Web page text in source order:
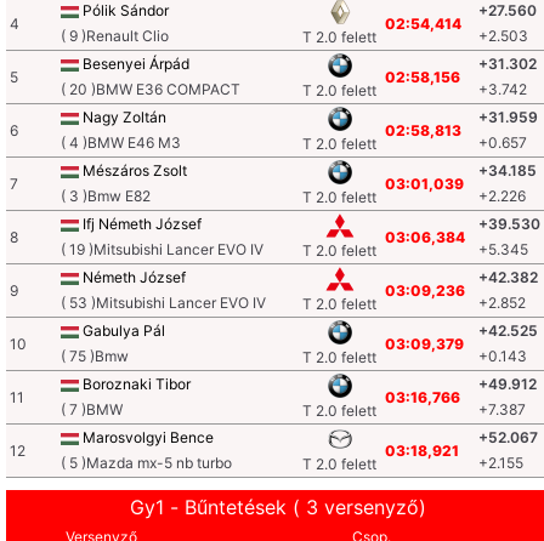
4
Pólik Sándor
( 9 )Renault Clio
T 2.0 felett
02:54,414
+27.560
+2.503
5
Besenyei Árpád
( 20 )BMW E36 COMPACT
T 2.0 felett
02:58,156
+31.302
+3.742
6
Nagy Zoltán
( 4 )BMW E46 M3
T 2.0 felett
02:58,813
+31.959
+0.657
7
Mészáros Zsolt
( 3 )Bmw E82
T 2.0 felett
03:01,039
+34.185
+2.226
8
Ifj Németh József
( 19 )Mitsubishi Lancer EVO IV
T 2.0 felett
03:06,384
+39.530
+5.345
9
Németh József
( 53 )Mitsubishi Lancer EVO IV
T 2.0 felett
03:09,236
+42.382
+2.852
10
Gabulya Pál
( 75 )Bmw
T 2.0 felett
03:09,379
+42.525
+0.143
11
Boroznaki Tibor
( 7 )BMW
T 2.0 felett
03:16,766
+49.912
+7.387
12
Marosvolgyi Bence
( 5 )Mazda mx-5 nb turbo
T 2.0 felett
03:18,921
+52.067
+2.155
Gy1 - Bűntetések ( 3 versenyző)
Versenyző
Csop.